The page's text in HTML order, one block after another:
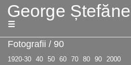
conținut
Fotografii / 90
1920-30 40 50 60 70 80 90 2000